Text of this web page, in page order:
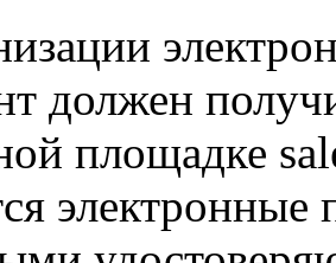
должен
площадке
электронные